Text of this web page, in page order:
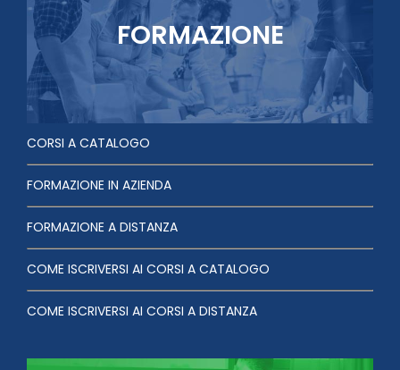
FORMAZIONE
CORSI A CATALOGO
FORMAZIONE IN AZIENDA
FORMAZIONE A DISTANZA
COME ISCRIVERSI AI CORSI A CATALOGO
COME ISCRIVERSI AI CORSI A DISTANZA